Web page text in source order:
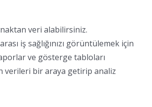
veri alabilirsiniz.
iş sağlığınızı görüntülemek için
ve gösterge tabloları
verileri bir araya getirip analiz